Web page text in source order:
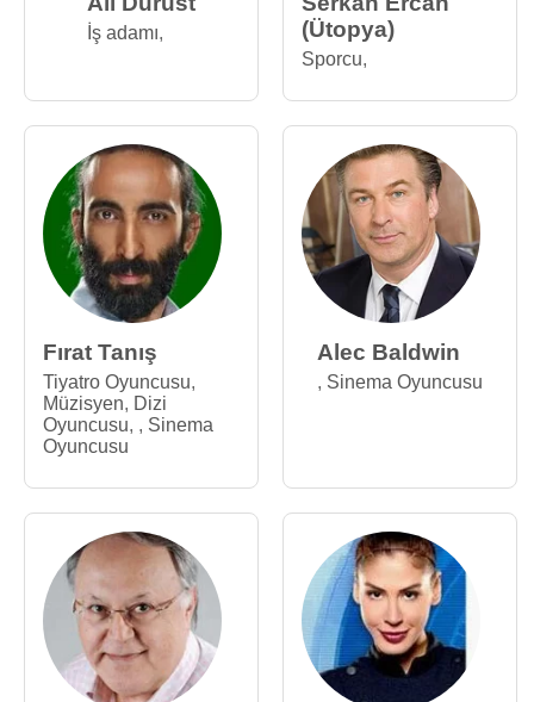
İş adamı,
(Ütopya)
Sporcu,
Fırat Tanış
Tiyatro Oyuncusu,
Müzisyen, Dizi
Oyuncusu, , Sinema
Oyuncusu
Alec Baldwin
, Sinema Oyuncusu